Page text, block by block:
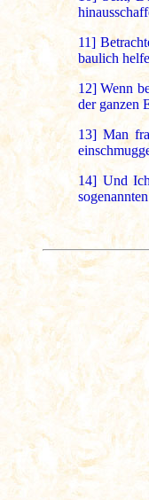
11]
baulich
12] Wenn
der ganzen
13] Man
14] Und